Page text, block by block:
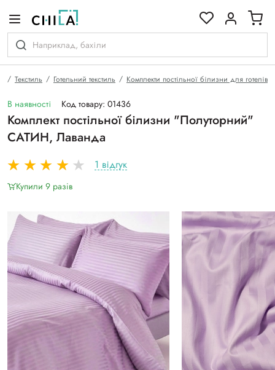
Текстиль Готельний текстиль Комплекти постільної білизни для готелів
В наявності Код товару: 01436
Комплект постільної білизни "Полуторний"
САТИН, Лаванда
1 відгук
Купили 9 разiв
гамі